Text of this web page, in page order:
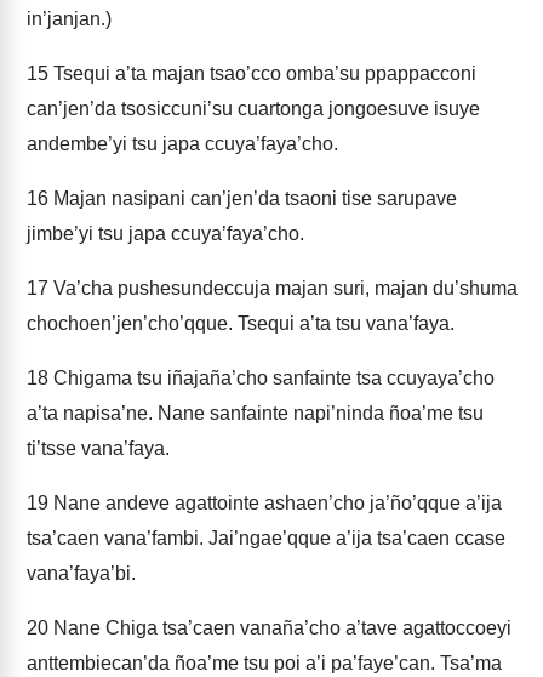
in’janjan.)
15 Tsequi a’ta majan tsao’cco omba’su ppappacconi
can’jen’da tsosiccuni’su cuartonga jongoesuve isuye
andembe’yi tsu japa ccuya’faya’cho.
16 Majan nasipani can’jen’da tsaoni tise sarupave
jimbe’yi tsu japa ccuya’faya’cho.
17 Va’cha pushesundeccuja majan suri, majan du’shuma
chochoen’jen’cho’qque. Tsequi a’ta tsu vana’faya.
18 Chigama tsu iñajaña’cho sanfainte tsa ccuyaya’cho
a’ta napisa’ne. Nane sanfainte napi’ninda ñoa’me tsu
ti’tsse vana’faya.
19 Nane andeve agattointe ashaen’cho ja’ño’qque a’ija
tsa’caen vana’fambi. Jai’ngae’qque a’ija tsa’caen ccase
vana’faya’bi.
20 Nane Chiga tsa’caen vanaña’cho a’tave agattoccoeyi
anttembiecan’da ñoa’me tsu poi a’i pa’faye’can. Tsa’ma